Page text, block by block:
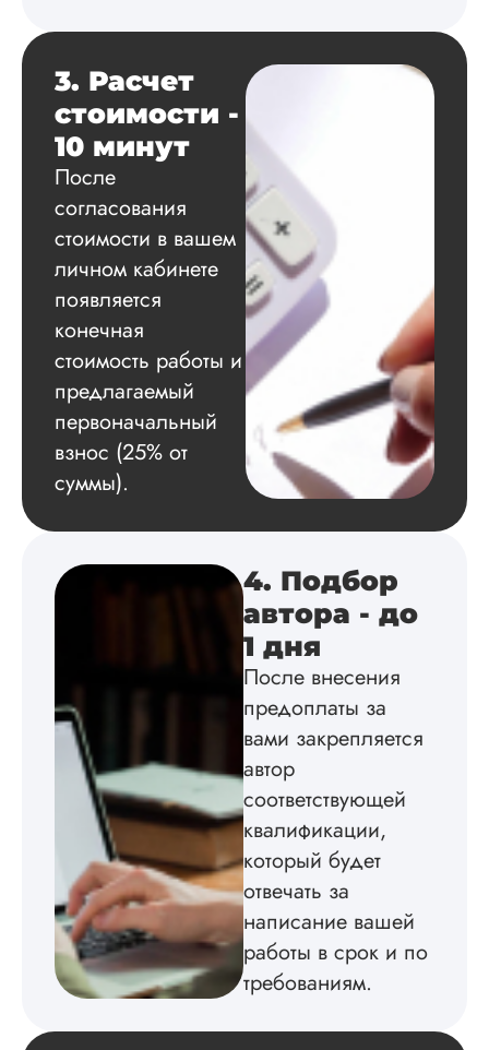
на совесть: тут и
структура, и
оформление.
самостоятельно
Благодарна.
Вадим
Вид работы:
Диссертация
Дата:2024-11-20
Удобная форма
оплаты, есть
официальный
работу выполнили
сдачи,
соответствии с
Взаимодействие с
по всем вопросам.
Благодарен.
Инна
Вид работы:
3. Расчет
стоимости -
10 минут
После
согласования
стоимости в вашем
личном кабинете
появляется
конечная
стоимость работы и
предлагаемый
первоначальный
взнос (25% от
суммы).
4. Подбор
автора - до
1 дня
После внесения
предоплаты за
вами закрепляется
автор
соответствующей
квалификации,
который будет
отвечать за
написание вашей
работы в срок и по
требованиям.